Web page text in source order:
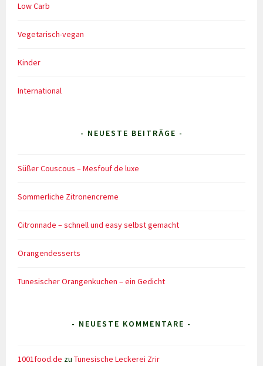
Low Carb
Vegetarisch-vegan
Kinder
International
- NEUESTE BEITRÄGE -
Süßer Couscous – Mesfouf de luxe
Sommerliche Zitronencreme
Citronnade – schnell und easy selbst gemacht
Orangendesserts
Tunesischer Orangenkuchen – ein Gedicht
- NEUESTE KOMMENTARE -
1001food.de zuTunesische Leckerei Zrir